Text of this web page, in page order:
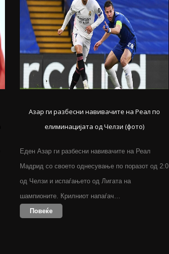
Азар ги разбесни навивачите на Реал по
елиминацијата од Челзи (фото)
Еден Азар ги разбесни навивачите на Реал
Мадрид со своето однесување по поразот од 2:0
од Челзи и испаѓањето од Лигата на
шампионите. Крилниот напаѓач…
Повеќе